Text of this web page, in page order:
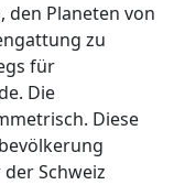
den Planeten von
zu
für
Die
Diese
Schweiz